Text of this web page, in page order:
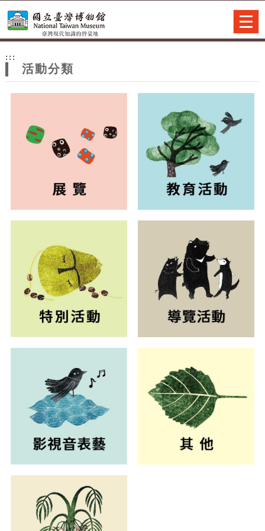
網
站
主
:::
活動分類